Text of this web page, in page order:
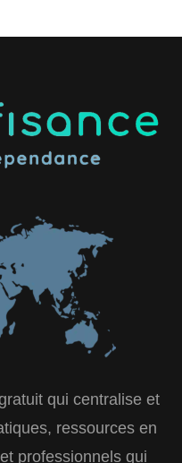
qui centralise et
ressources en
professionnels qui